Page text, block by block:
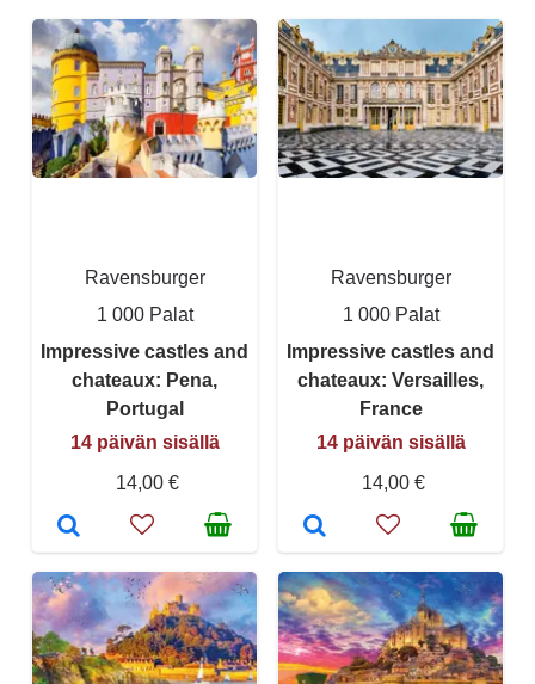
Ravensburger
1 000 Palat
Impressive castles and
chateaux: Pena,
Portugal
14 päivän sisällä
14,00 €
Ravensburger
1 000 Palat
Impressive castles and
chateaux: Versailles,
France
14 päivän sisällä
14,00 €